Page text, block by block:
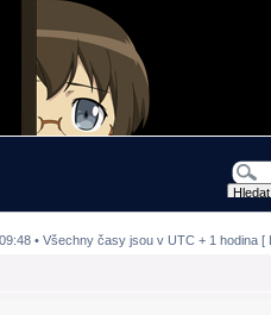
• Všechny časy jsou v UTC + 1 hodina [